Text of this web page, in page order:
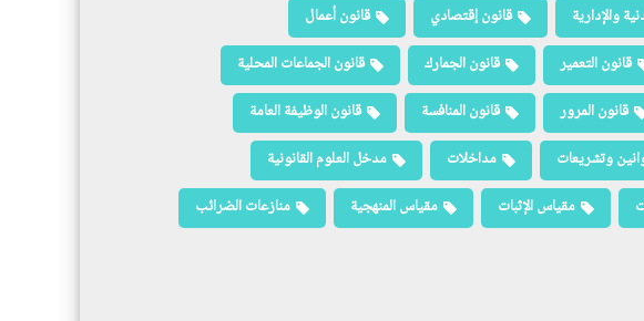
والإدارية قانون إقتصادي
قانون أعمال
قانون التعمير قانون الجمارك
قانون الجماعات المحلية
قانون المرور قانون المنافسة
قانون الوظيفة العامة
وتشريعات مداخلات
مدخل العلوم القانونية
مقياس الإثبات مقياس المنهجية
منازعات الضرائب